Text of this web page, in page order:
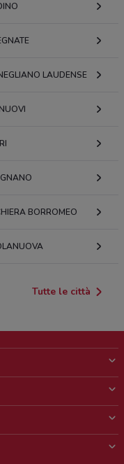
LAUDENSE
BORROMEO
Tutte le città